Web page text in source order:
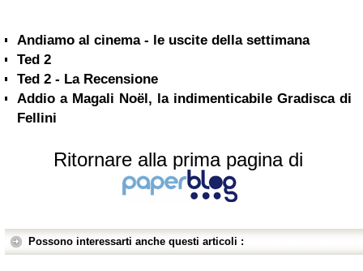
Andiamo al cinema - le uscite della settimana
Ted 2
Ted 2 - La Recensione
Addio a Magali Noël, la indimenticabile Gradisca di
Fellini
Ritornare alla prima pagina di
Possono interessarti anche questi articoli :